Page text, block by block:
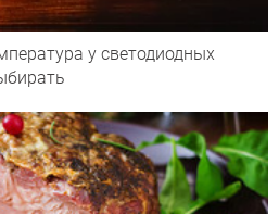
у светодиодных